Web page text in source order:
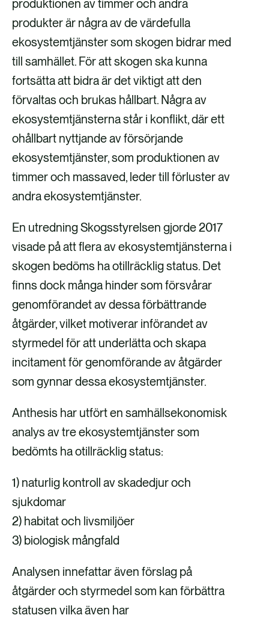
L
i
n
k
e
d
i
n
F
a
c
e
b
o
o
k
X
e
-
p
o
s
t
produktionen av timmer och andra
produkter är några av de värdefulla
ekosystemtjänster som skogen bidrar med
till samhället. För att skogen ska kunna
fortsätta att bidra är det viktigt att den
förvaltas och brukas hållbart. Några av
ekosystemtjänsterna står i konflikt, där ett
ohållbart nyttjande av försörjande
ekosystemtjänster, som produktionen av
timmer och massaved, leder till förluster av
andra ekosystemtjänster.
En utredning Skogsstyrelsen gjorde 2017
visade på att flera av ekosystemtjänsterna i
skogen bedöms ha otillräcklig status. Det
finns dock många hinder som försvårar
genomförandet av dessa förbättrande
åtgärder, vilket motiverar införandet av
styrmedel för att underlätta och skapa
incitament för genomförande av åtgärder
som gynnar dessa ekosystemtjänster.
Anthesis har utfört en samhällsekonomisk
analys av tre ekosystemtjänster som
bedömts ha otillräcklig status:
1) naturlig kontroll av skadedjur och
sjukdomar
2) habitat och livsmiljöer
3) biologisk mångfald
Analysen innefattar även förslag på
åtgärder och styrmedel som kan förbättra
statusen vilka även har